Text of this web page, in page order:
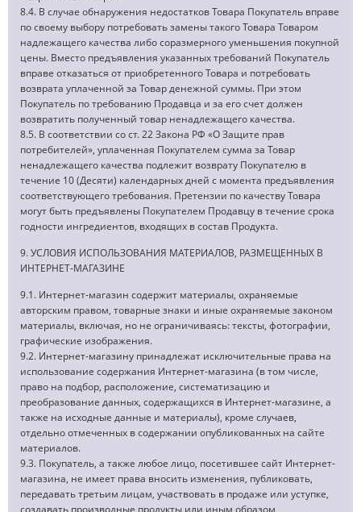
8.4. В случае обнаружения недостатков Товара Покупатель вправе
по своему выбору потребовать замены такого Товара Товаром
надлежащего качества либо соразмерного уменьшения покупной
цены. Вместо предъявления указанных требований Покупатель
вправе отказаться от приобретенного Товара и потребовать
возврата уплаченной за Товар денежной суммы. При этом
Покупатель по требованию Продавца и за его счет должен
возвратить полученный товар ненадлежащего качества.
8.5. В соответствии со ст. 22 Закона РФ «О Защите прав
потребителей», уплаченная Покупателем сумма за Товар
ненадлежащего качества подлежит возврату Покупателю в
течение 10 (Десяти) календарных дней с момента предъявления
соответствующего требования. Претензии по качеству Товара
могут быть предъявлены Покупателем Продавцу в течение срока
годности ингредиентов, входящих в состав Продукта.
9. УСЛОВИЯ ИСПОЛЬЗОВАНИЯ МАТЕРИАЛОВ, РАЗМЕЩЕННЫХ В
ИНТЕРНЕТ-МАГАЗИНЕ
9.1. Интернет-магазин содержит материалы, охраняемые
авторским правом, товарные знаки и иные охраняемые законом
материалы, включая, но не ограничиваясь: тексты, фотографии,
графические изображения.
9.2. Интернет-магазину принадлежат исключительные права на
использование содержания Интернет-магазина (в том числе,
право на подбор, расположение, систематизацию и
преобразование данных, содержащихся в Интернет-магазине, а
также на исходные данные и материалы), кроме случаев,
отдельно отмеченных в содержании опубликованных на сайте
материалов.
9.3. Покупатель, а также любое лицо, посетившее сайт Интернет-
магазина, не имеет права вносить изменения, публиковать,
передавать третьим лицам, участвовать в продаже или уступке,
создавать производные продукты или иным образом